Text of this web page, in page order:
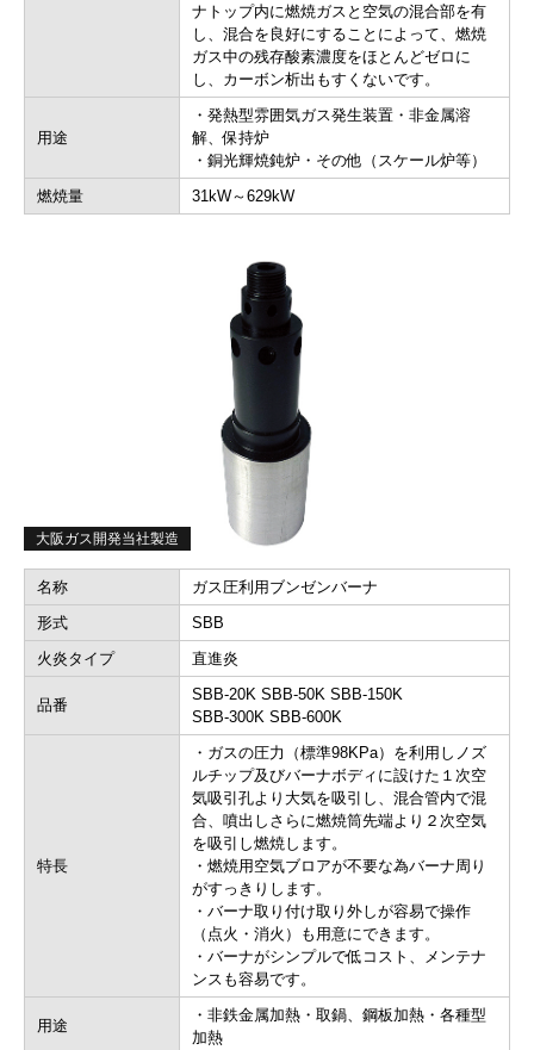
ナトップ内に燃焼ガスと空気の混合部を有
し、混合を良好にすることによって、燃焼
ガス中の残存酸素濃度をほとんどゼロに
し、カーボン析出もすくないです。
用途
・発熱型雰囲気ガス発生装置・非金属溶
解、保持炉
・銅光輝焼鈍炉・その他（スケール炉等）
燃焼量
31kW～629kW
大阪ガス開発当社製造
名称
ガス圧利用ブンゼンバーナ
形式
SBB
火炎タイプ
直進炎
品番
SBB-20K SBB-50K SBB-150K
SBB-300K SBB-600K
特長
・ガスの圧力（標準98KPa）を利用しノズ
ルチップ及びバーナボディに設けた１次空
気吸引孔より大気を吸引し、混合管内で混
合、噴出しさらに燃焼筒先端より２次空気
を吸引し燃焼します。
・燃焼用空気ブロアが不要な為バーナ周り
がすっきりします。
・バーナ取り付け取り外しが容易で操作
（点火・消火）も用意にできます。
・バーナがシンプルで低コスト、メンテナ
ンスも容易です。
用途
・非鉄金属加熱・取鍋、鋼板加熱・各種型
加熱